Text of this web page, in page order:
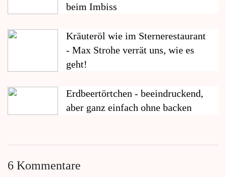
beim Imbiss
Kräuteröl wie im Sternerestaurant
- Max Strohe verrät uns, wie es
geht!
Erdbeertörtchen - beeindruckend,
aber ganz einfach ohne backen
6 Kommentare